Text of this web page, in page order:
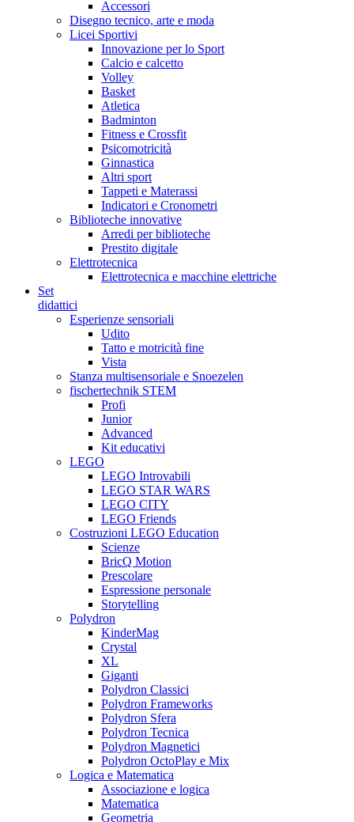
Accessori
Disegno tecnico, arte e moda
Licei Sportivi
Innovazione per lo Sport
Calcio e calcetto
Volley
Basket
Atletica
Badminton
Fitness e Crossfit
Psicomotricità
Ginnastica
Altri sport
Tappeti e Materassi
Indicatori e Cronometri
Biblioteche innovative
Arredi per biblioteche
Prestito digitale
Elettrotecnica
Elettrotecnica e macchine elettriche
Set
didattici
Esperienze sensoriali
Udito
Tatto e motricità fine
Vista
Stanza multisensoriale e Snoezelen
fischertechnik STEM
Profi
Junior
Advanced
Kit educativi
LEGO
LEGO Introvabili
LEGO STAR WARS
LEGO CITY
LEGO Friends
Costruzioni LEGO Education
Scienze
BricQ Motion
Prescolare
Espressione personale
Storytelling
Polydron
KinderMag
Crystal
XL
Giganti
Polydron Classici
Polydron Frameworks
Polydron Sfera
Polydron Tecnica
Polydron Magnetici
Polydron OctoPlay e Mix
Logica e Matematica
Associazione e logica
Matematica
Geometria